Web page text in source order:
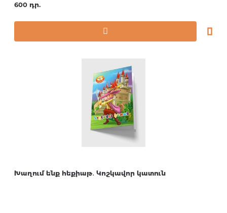
600 դր.
Խաղում ենք հեքիաթ․ Կոշկավոր կատուն